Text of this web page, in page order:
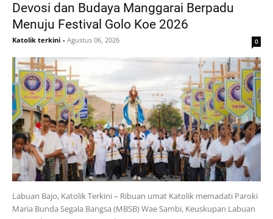
Devosi dan Budaya Manggarai Berpadu
Menuju Festival Golo Koe 2026
Katolik terkini - Agustus 06, 2026 0
Labuan Bajo, Katolik Terkini – Ribuan umat Katolik memadati Paroki
Maria Bunda Segala Bangsa (MBSB) Wae Sambi, Keuskupan Labuan